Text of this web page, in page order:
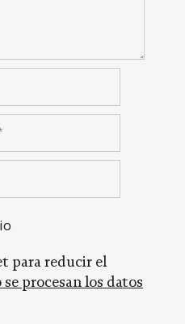
para reducir el
procesan los datos